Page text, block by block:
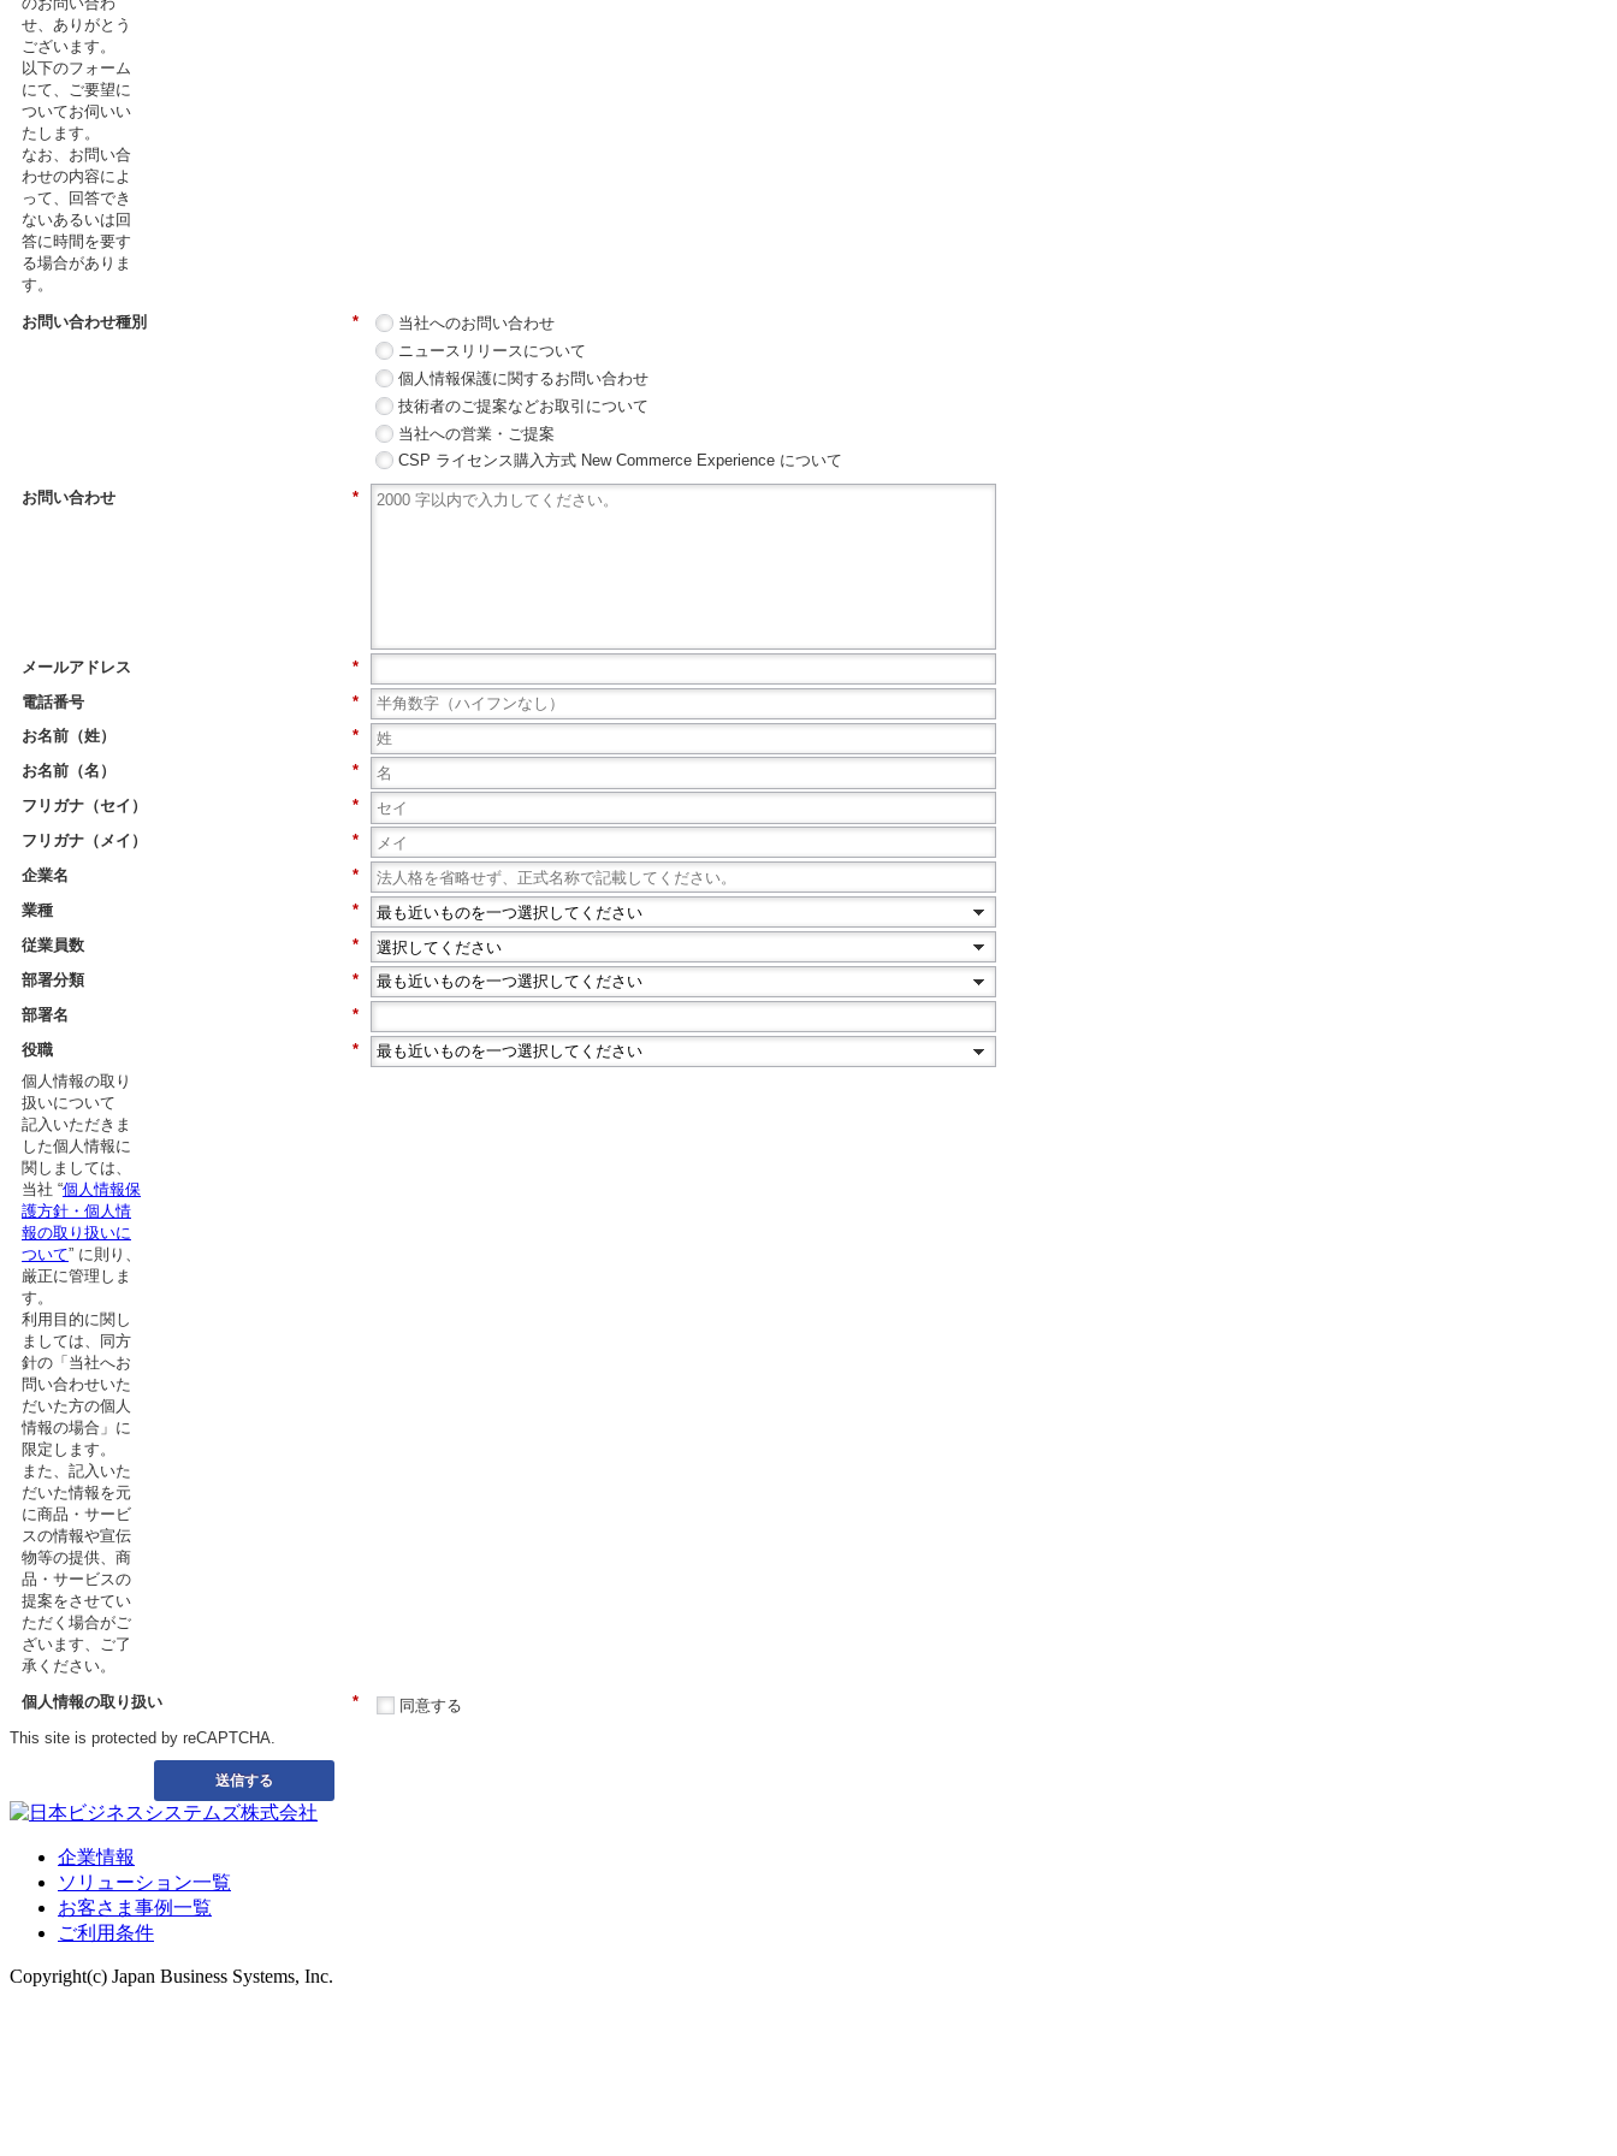
せ、ありがとう
ございます。
以下のフォーム
にて、ご要望に
ついてお伺いい
たします。
なお、お問い合
わせの内容によ
って、回答でき
ないあるいは回
答に時間を要す
る場合がありま
す。
*
お問い合わせ種別
当社へのお問い合わせ
ニュースリリースについて
個人情報保護に関するお問い合わせ
技術者のご提案などお取引について
当社への営業・ご提案
CSP ライセンス購入方式 New Commerce Experience について
*
お問い合わせ
*
メールアドレス
*
電話番号
*
お名前（姓）
*
お名前（名）
*
フリガナ（セイ）
*
フリガナ（メイ）
*
企業名
*
業種
*
従業員数
*
部署分類
*
部署名
*
役職
個人情報の取り
扱いについて
記入いただきま
した個人情報に
関しましては、
当社 “個人情報保
護方針・個人情
報の取り扱いに
ついて” に則り、
厳正に管理しま
す。
利用目的に関し
ましては、同方
針の「当社へお
問い合わせいた
だいた方の個人
情報の場合」に
限定します。
また、記入いた
だいた情報を元
に商品・サービ
スの情報や宣伝
物等の提供、商
品・サービスの
提案をさせてい
ただく場合がご
ざいます、ご了
承ください。
*
個人情報の取り扱い
同意する
This site is protected by reCAPTCHA.
送信する
企業情報
ソリューション一覧
お客さま事例一覧
ご利用条件
Copyright(c) Japan Business Systems, Inc.